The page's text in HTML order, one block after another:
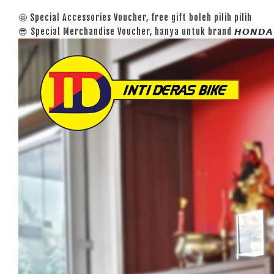
🤩 Special Accessories Voucher, free gift boleh pilih pilih
😎 Special Merchandise Voucher, hanya untuk brand